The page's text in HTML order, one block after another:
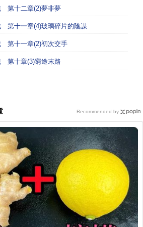
第十二章(2)夢非夢
第十一章(4)玻璃碎片的陰謀
第十一章(2)初次交手
第十章(3)窮途末路
Recommended by